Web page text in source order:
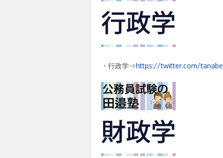
・行政学⇒https://twitter.com/